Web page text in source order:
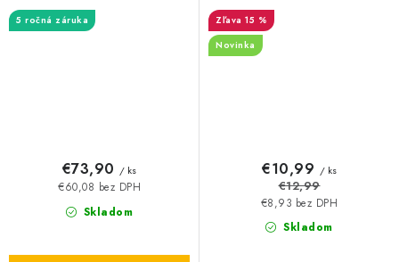
BK 500- LF4024N
5 ročná záruka
Skladom
€60,08 bez DPH
€73,90 / ks
15 %
Novinka
Skladom
€8,93 bez DPH
€10,99 / ks
€12,99